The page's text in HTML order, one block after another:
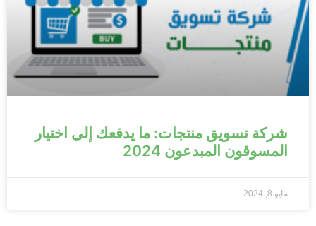
شركة تسويق منتجات: ما يدفعك إلى اختيار
المسوقون المبدعون 2024
مايو 8, 2024